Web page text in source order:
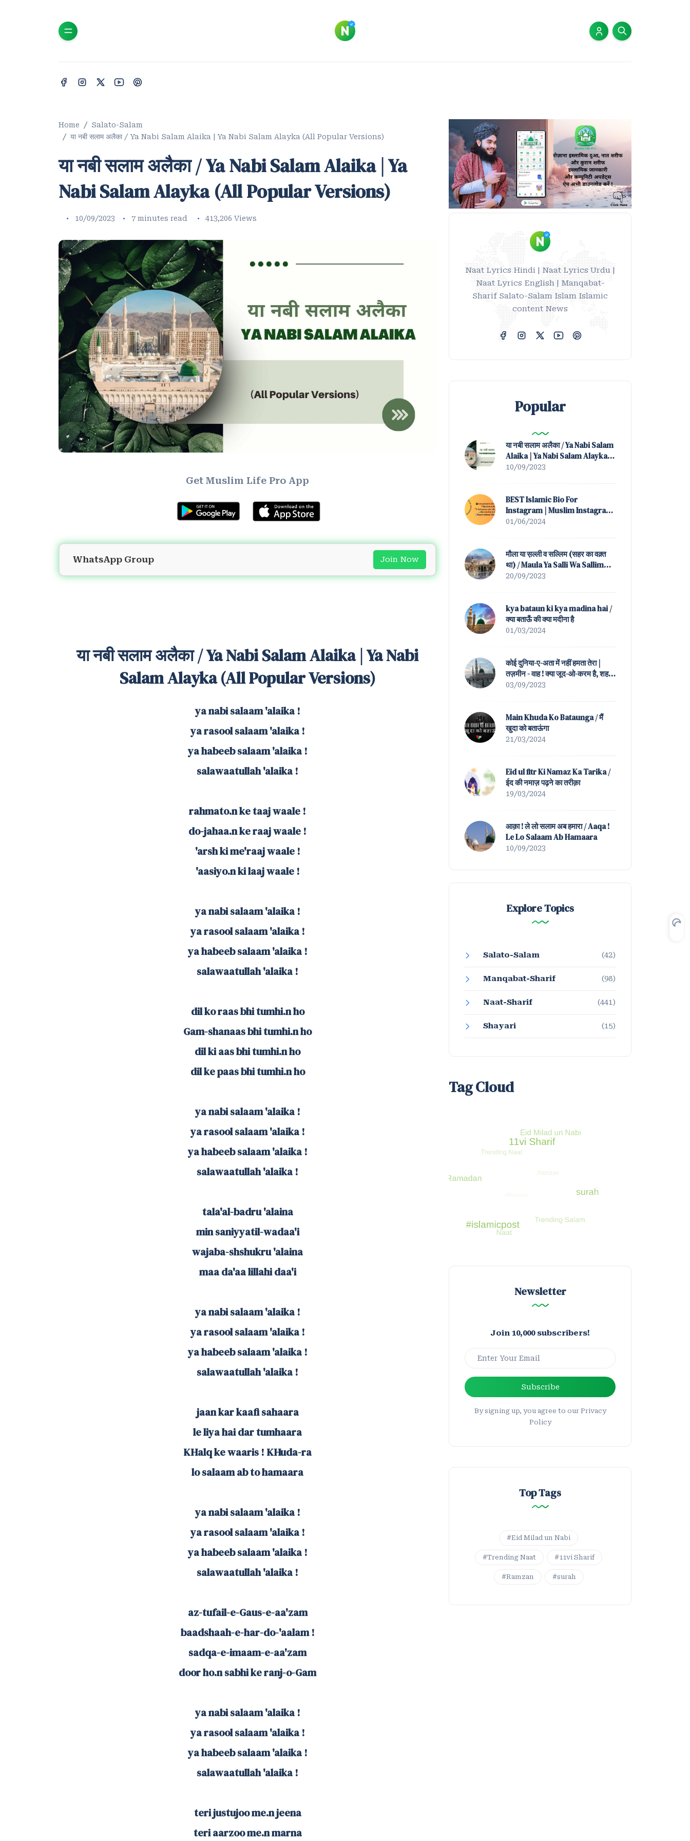
Home
Salato-Salam
या नबी सलाम अलैका / Ya Nabi Salam Alaika | Ya Nabi Salam Alayka (All Popular Versions)
या नबी सलाम अलैका / Ya Nabi Salam Alaika | Ya
Nabi Salam Alayka (All Popular Versions)
10/09/2023 7 minutes read 413,206 Views
Get Muslim Life Pro App
WhatsApp Group Join Now
या नबी सलाम अलैका / Ya Nabi Salam Alaika | Ya Nabi
Salam Alayka (All Popular Versions)
ya nabi salaam 'alaika !
ya rasool salaam 'alaika !
ya habeeb salaam 'alaika !
salawaatullah 'alaika !
rahmato.n ke taaj waale !
do-jahaa.n ke raaj waale !
'arsh ki me'raaj waale !
'aasiyo.n ki laaj waale !
ya nabi salaam 'alaika !
ya rasool salaam 'alaika !
ya habeeb salaam 'alaika !
salawaatullah 'alaika !
dil ko raas bhi tumhi.n ho
Gam-shanaas bhi tumhi.n ho
dil ki aas bhi tumhi.n ho
dil ke paas bhi tumhi.n ho
ya nabi salaam 'alaika !
ya rasool salaam 'alaika !
ya habeeb salaam 'alaika !
salawaatullah 'alaika !
tala'al-badru 'alaina
min saniyyatil-wadaa'i
wajaba-shshukru 'alaina
maa da'aa lillahi daa'i
ya nabi salaam 'alaika !
ya rasool salaam 'alaika !
ya habeeb salaam 'alaika !
salawaatullah 'alaika !
jaan kar kaafi sahaara
le liya hai dar tumhaara
KHalq ke waaris ! KHuda-ra
lo salaam ab to hamaara
ya nabi salaam 'alaika !
ya rasool salaam 'alaika !
ya habeeb salaam 'alaika !
salawaatullah 'alaika !
az-tufail-e-Gaus-e-aa'zam
baadshaah-e-har-do-'aalam !
sadqa-e-imaam-e-aa'zam
door ho.n sabhi ke ranj-o-Gam
ya nabi salaam 'alaika !
ya rasool salaam 'alaika !
ya habeeb salaam 'alaika !
salawaatullah 'alaika !
teri justujoo me.n jeena
teri aarzoo me.n marna
Naat Lyrics Hindi | Naat Lyrics Urdu |
Naat Lyrics English | Manqabat-
Sharif Salato-Salam Islam Islamic
content News
Popular
या नबी सलाम अलैका / Ya Nabi Salam
Alaika | Ya Nabi Salam Alayka
(All Popular Versions)
10/09/2023
BEST Islamic Bio For
Instagram | Muslim Instagram
Bio
01/06/2024
मौला या स़ल्ली व सल्लिम (सहर का वक़्त
था) / Maula Ya Salli Wa Sallim
(Sahar Ka Waqt Tha)
20/09/2023
kya bataun ki kya madina hai /
क्या बताऊँ की क्या मदीना है
01/03/2024
कोई दुनिया-ए-अता में नहीं हमता तेरा |
तज़मीन - वाह ! क्या जूद-ओ-करम है, शह-
ए-बतहा ! तेरा / Koi Duniya-e-Ata
03/09/2023
Main Khuda Ko Bataunga / मैं
खुदा को बताऊंगा
21/03/2024
Eid ul fitr Ki Namaz Ka Tarika /
ईद की नमाज़ पढ़ने का तरीक़ा
19/03/2024
आक़ा ! ले लो सलाम अब हमारा / Aaqa !
Le Lo Salaam Ab Hamaara
10/09/2023
Explore Topics
Salato-Salam (42)
Manqabat-Sharif (98)
Naat-Sharif (441)
Shayari (15)
Tag Cloud
Newsletter
Join 10,000 subscribers!
Subscribe
By signing up, you agree to our Privacy
Policy
Top Tags
#Eid Milad un Nabi
#Trending Naat #11vi Sharif
#Ramzan #surah